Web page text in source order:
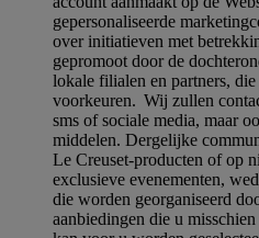
gepersonaliseerde
over initiatieven met
gepromoot door de
lokale filialen en partners,
voorkeuren. Wij zullen
sms of sociale media, maar
middelen. Dergelijke
Le Creuset-producten of op
exclusieve evenementen,
die worden georganiseerd
aanbiedingen die u